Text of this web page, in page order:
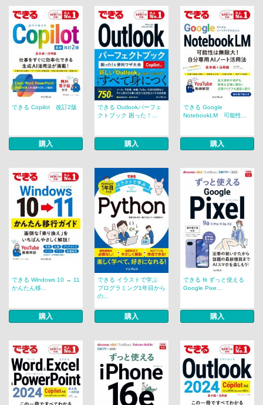
できる Copilot 改訂2版
購入
できる Outlookパーフェ
クトブック 困った！...
購入
できる Google
NotebookLM 可能性...
購入
できる Windows 10 → 11
かんたん移...
購入
できる イラストで学ぶ
プログラミング1年目から
の...
購入
できる fit ずっと使える
Google Pixe...
購入